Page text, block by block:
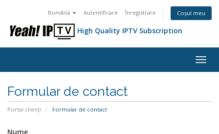
Română Autentificare Înregistrare Coșul meu
High Quality IPTV Subscription
Formular de contact
Portal clienți Formular de contact
Nume